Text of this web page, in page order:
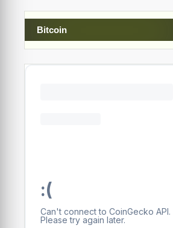
Bitcoin